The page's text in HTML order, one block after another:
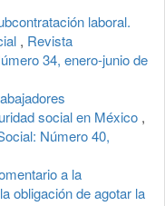
laboral.
, Revista
34, enero-junio de
social en México ,
Número 40,
a la
obligación de agotar la